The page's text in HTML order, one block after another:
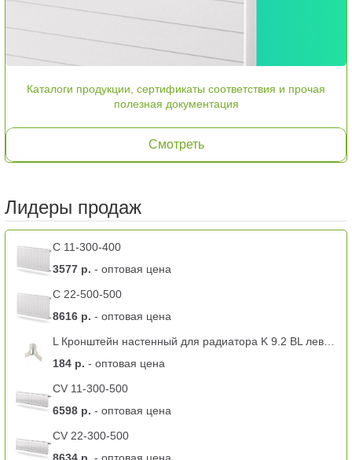
Каталоги продукции, сертификаты соответствия и прочая
полезная документация
Смотреть
Лидеры продаж
C 11-300-400
3577 р. - оптовая цена
C 22-500-500
8616 р. - оптовая цена
184 р. - оптовая цена
CV 11-300-500
6598 р. - оптовая цена
CV 22-300-500